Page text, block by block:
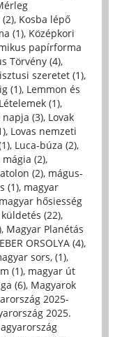
, Kosba lépő
(1), Középkori
papírforma
Törvény (4),
szeretet (1),
(1), Lemmon és
Lételemek (1),
napja (3), Lovak
, Lovas nemzeti
, Luca-búza (2),
mágia (2),
(2), mágus-
(1), magyar
magyar hősiesség
(22),
, Magyar Planétás
ORSOLYA (4),
sors, (1),
(1), magyar út
(6), Magyarok
2025-
2025.